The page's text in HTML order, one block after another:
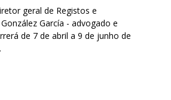
geral de Registos e
García - advogado e
de 7 de abril a 9 de junho de